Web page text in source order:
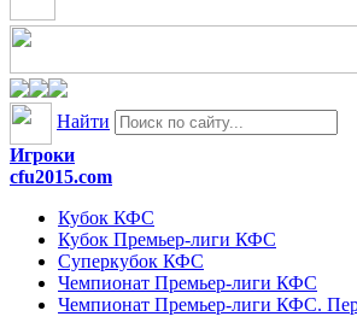
Найти
Игроки
cfu2015.com
Кубок КФС
Кубок Премьер-лиги КФС
Суперкубок КФС
Чемпионат Премьер-лиги КФС
Чемпионат Премьер-лиги КФС.